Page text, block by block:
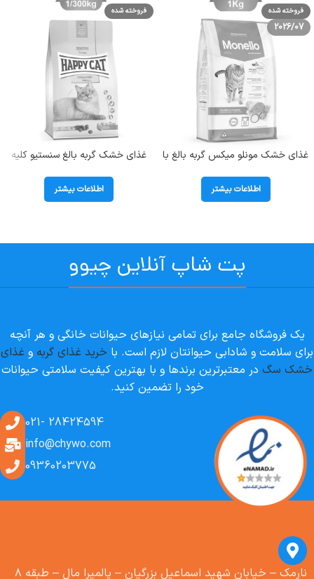
فروخته شده
2026/07
غذای خشک مونلو میکس گربه بالغ با
Mix) وزن 1 کیلوگرم (بسته بندی
اصلی)
اطلاعات بیشتر
فروخته شده
غذای خشک گربه بالغ سنستیو کلیه
1/3 کیلوگرم
اطلاعات بیشتر
پت شاپ آنلاین چیوو
یک فروشگاه جامع برای تمامی نیازهای حیوانات خانگی و هر آنچه
برای سلامت و شادابی حیوانتان لازم است. با خرید غذای گربه و غذای
خشک سگ در معتبرترین برندها و با بهترین کیفیت سلامتی حیوانات
خود را تضمین کنید.
28424594 -021
info@chywo.com
09360203775
نارمک – خیابان شهید اسماعیل بزرگیان – پالمیرا مال – طبقه ۸